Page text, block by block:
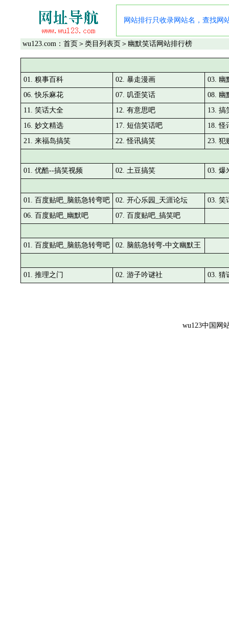
网站排行只收录网站名，查找网
wu123.com： 首页 ＞ 类目列表页 ＞幽默笑话网站排行榜
01. 糗事百科 02. 暴走漫画
03. 幽
06. 快乐麻花
07. 叽歪笑话
08. 幽
11. 笑话大全
12. 有意思吧
13. 搞
16. 妙文精选
17. 短信笑话吧
18. 怪
21. 来福岛搞笑
22. 怪讯搞笑 23. 犯
01. 优酷--搞笑视频 02. 土豆搞笑 03. 爆
01. 百度贴吧_脑筋急转弯吧 02. 开心乐园_天涯论坛
03. 笑
06. 百度贴吧_幽默吧
07. 百度贴吧_搞笑吧
01. 百度贴吧_脑筋急转弯吧 02. 脑筋急转弯-中文幽默王
01. 推理之门 02. 游子吟谜社 03. 猜
wu123中国网